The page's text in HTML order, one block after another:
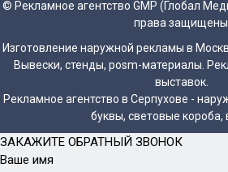
© Рекламное агентство GMP (Глобал
права защищены.
Изготовление наружной рекламы в
Вывески, стенды, posm-материалы.
выставок.
Рекламное агентство в Серпухове -
буквы, световые короба,
ЗАКАЖИТЕ ОБРАТНЫЙ ЗВОНОК
Ваше имя